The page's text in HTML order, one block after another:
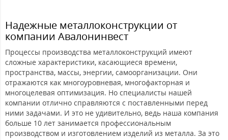
Надежные металлоконструкции от
компании Авалонинвест
Процессы производства металлоконструкций имеют
сложные характеристики, касающиеся времени,
пространства, массы, энергии, самоорганизации. Они
отражаются как многоуровневая, многофакторная и
многоцелевая оптимизация. Но специалисты нашей
компании отлично справляются с поставленными перед
ними задачами. И это не удивительно, ведь наша компания
больше 10 лет занимается профессиональным
производством и изготовлением изделий из металла. За это